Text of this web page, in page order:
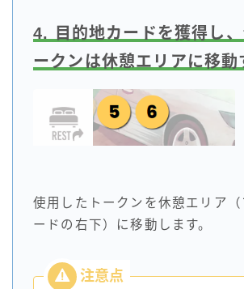
4. 目的地カードを獲得し
ークンは休憩エリアに移動
使用したトークンを休憩エリア
ードの右下）に移動します。